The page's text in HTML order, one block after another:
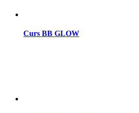
Curs BB GLOW